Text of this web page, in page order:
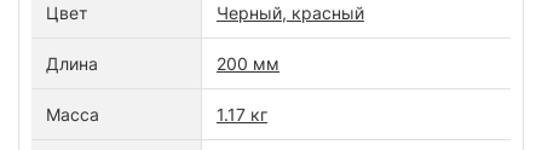
Цвет Черный, красный
Длина 200 мм
Масса 1.17 кг